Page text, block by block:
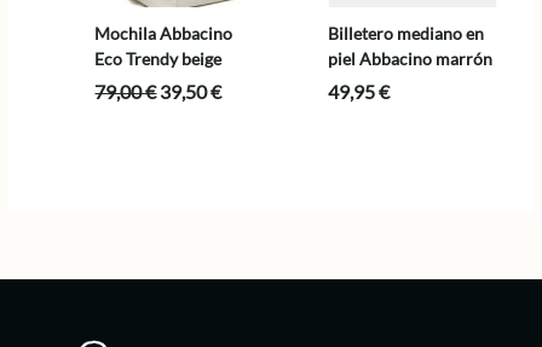
Mochila Abbacino
Eco Trendy beige
79,00€El
39,50€El
Billetero mediano en
piel Abbacino marrón
49,95€